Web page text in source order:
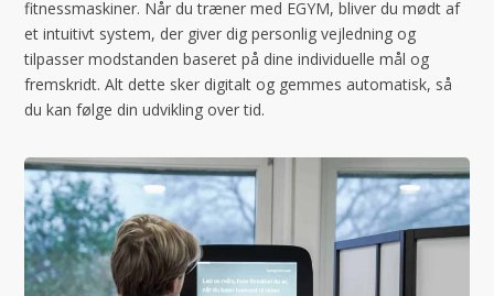
fitnessmaskiner. Når du træner med EGYM, bliver du mødt af
et intuitivt system, der giver dig personlig vejledning og
tilpasser modstanden baseret på dine individuelle mål og
fremskridt. Alt dette sker digitalt og gemmes automatisk, så
du kan følge din udvikling over tid.